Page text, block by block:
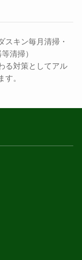
スキン毎月清掃・
清掃）
る対策としてアル
。